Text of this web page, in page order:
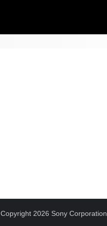
Copyright 2026 Sony Corporation